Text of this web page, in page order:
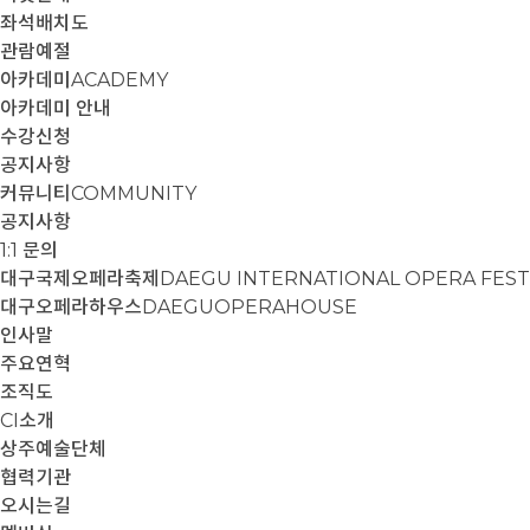
좌석배치도
관람예절
아카데미 ACADEMY
아카데미 안내
수강신청
공지사항
커뮤니티 COMMUNITY
공지사항
1:1 문의
대구국제오페라축제 DAEGU INTERNATIONAL OPERA
대구오페라하우스DAEGUOPERAHOUSE
인사말
주요연혁
조직도
CI소개
상주예술단체
협력기관
오시는길